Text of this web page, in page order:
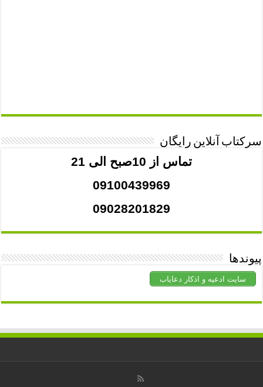
سرکتاب آنلاین رایگان
تماس از 10صبح الی 21
09100439969
09028201829
پیوندها
سایت ادعیه و اذکار دعایاب